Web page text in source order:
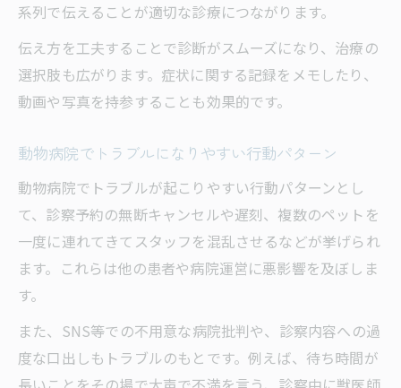
系列で伝えることが適切な診療につながります。
伝え方を工夫することで診断がスムーズになり、治療の
選択肢も広がります。症状に関する記録をメモしたり、
動画や写真を持参することも効果的です。
動物病院でトラブルになりやすい行動パターン
動物病院でトラブルが起こりやすい行動パターンとし
て、診察予約の無断キャンセルや遅刻、複数のペットを
一度に連れてきてスタッフを混乱させるなどが挙げられ
ます。これらは他の患者や病院運営に悪影響を及ぼしま
す。
また、SNS等での不用意な病院批判や、診察内容への過
度な口出しもトラブルのもとです。例えば、待ち時間が